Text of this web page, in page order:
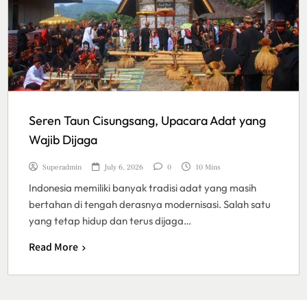
Seren Taun Cisungsang, Upacara Adat yang
Wajib Dijaga
Superadmin July 6, 2026 0 10 Mins
Indonesia memiliki banyak tradisi adat yang masih
bertahan di tengah derasnya modernisasi. Salah satu
yang tetap hidup dan terus dijaga…
Read More